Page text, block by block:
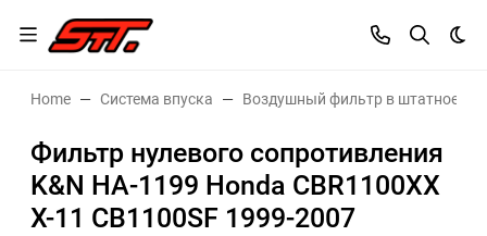
Home Система впуска Воздушный фильтр в штатное
Фильтр нулевого сопротивления
K&N HA-1199 Honda CBR1100XX
X-11 CB1100SF 1999-2007